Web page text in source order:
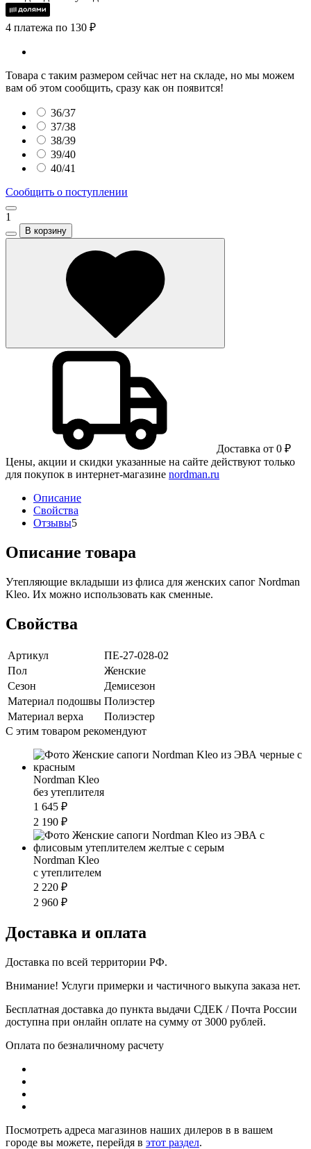
4 платежа по 130 ₽
Товара с таким размером сейчас нет на складе, но мы можем
вам об этом сообщить, сразу как он появится!
36/37
37/38
38/39
39/40
40/41
Сообщить о поступлении
1
В корзину
Доставка от 0 ₽
Цены, акции и скидки указанные на сайте действуют только
для покупок в интернет-магазине nordman.ru
Описание
Свойства
Отзывы5
Описание товара
Утепляющие вкладыши из флиса для женских сапог Nordman
Kleo. Их можно использовать как сменные.
Свойства
Артикул
ПЕ-27-028-02
Пол
Женские
Сезон
Демисезон
Материал подошвы Полиэстер
Материал верха
Полиэстер
С этим товаром рекомендуют
Nordman Kleo
без утеплителя
1 645 ₽
2 190 ₽
Nordman Kleo
с утеплителем
2 220 ₽
2 960 ₽
Доставка и оплата
Доставка по всей территории РФ.
Внимание! Услуги примерки и частичного выкупа заказа нет.
Бесплатная доставка до пункта выдачи СДЕК / Почта России
доступна при онлайн оплате на сумму от 3000 рублей.
Оплата по безналичному расчету
Посмотреть адреса магазинов наших дилеров в в вашем
городе вы можете, перейдя в этот раздел.